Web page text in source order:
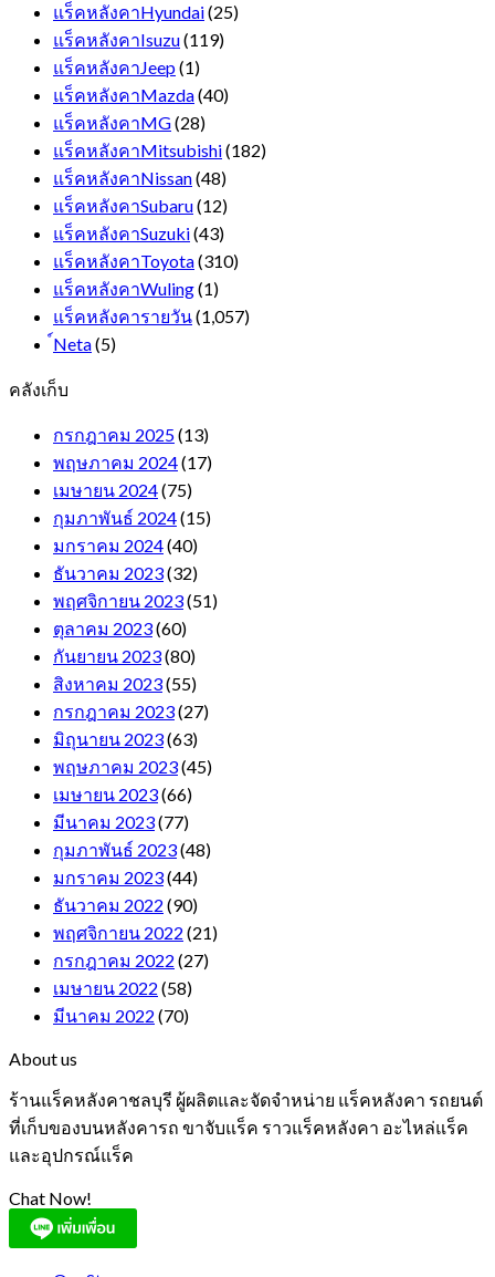
แร็คหลังคาHyundai(25)
แร็คหลังคาIsuzu(119)
แร็คหลังคาJeep(1)
แร็คหลังคาMazda(40)
แร็คหลังคาMG(28)
แร็คหลังคาMitsubishi(182)
แร็คหลังคาNissan(48)
แร็คหลังคาSubaru(12)
แร็คหลังคาSuzuki(43)
แร็คหลังคาToyota(310)
แร็คหลังคาWuling(1)
แร็คหลังคารายวัน(1,057)
์Neta(5)
คลังเก็บ
กรกฎาคม 2025(13)
พฤษภาคม 2024(17)
เมษายน 2024(75)
กุมภาพันธ์ 2024(15)
มกราคม 2024(40)
ธันวาคม 2023(32)
พฤศจิกายน 2023(51)
ตุลาคม 2023(60)
กันยายน 2023(80)
สิงหาคม 2023(55)
กรกฎาคม 2023(27)
มิถุนายน 2023(63)
พฤษภาคม 2023(45)
เมษายน 2023(66)
มีนาคม 2023(77)
กุมภาพันธ์ 2023(48)
มกราคม 2023(44)
ธันวาคม 2022 (90)
พฤศจิกายน 2022 (21)
กรกฎาคม 2022 (27)
เมษายน 2022 (58)
มีนาคม 2022 (70)
About us
ร้านแร็คหลังคาชลบุรี ผู้ผลิตและจัดจำหน่าย แร็คหลังคา รถยนต์
ที่เก็บของบนหลังคารถ ขาจับแร็ค ราวแร็คหลังคา อะไหล่แร็ค
และอุปกรณ์แร็ค
Chat Now!